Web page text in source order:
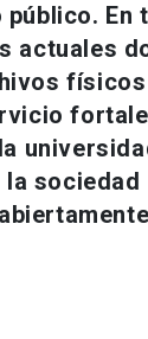
launch
En
actuales
sociedad